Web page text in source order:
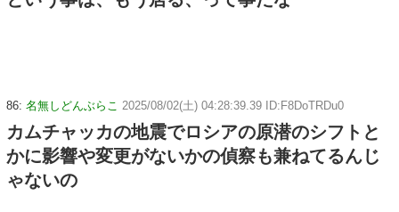
86: 名無しどんぶらこ 2025/08/02(土) 04:28:39.39 ID:F8DoTRDu0
カムチャッカの地震でロシアの原潜のシフトと
かに影響や変更がないかの偵察も兼ねてるんじ
ゃないの